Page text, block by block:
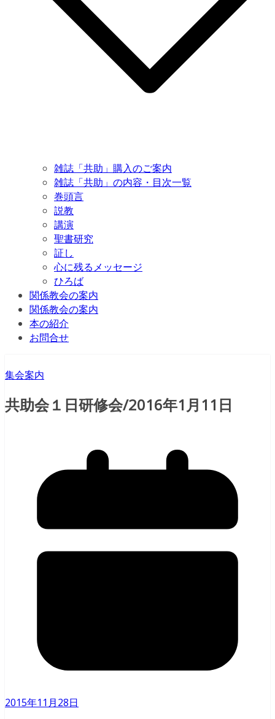
雑誌「共助」購入のご案内
雑誌「共助」の内容・目次一覧
巻頭言
説教
講演
聖書研究
証し
心に残るメッセージ
ひろば
関係教会の案内
関係教会の案内
本の紹介
お問合せ
集会案内
共助会１日研修会/2016年1月11日
2015年11月28日